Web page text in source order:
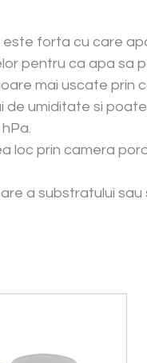
este forta cu care
pentru ca apa sa
mai uscate prin
de umiditate si
prin camera
a substratului sau